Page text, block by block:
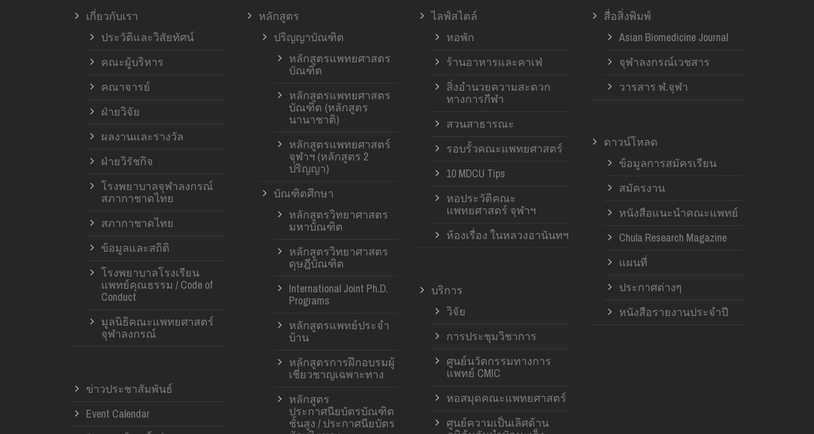
เกี่ยวกับเรา
ประวัติและวิสัยทัศน์
คณะผู้บริหาร
คณาจารย์
ฝ่ายวิจัย
ผลงานและรางวัล
ฝ่ายวิรัชกิจ
โรงพยาบาลจุฬาลงกรณ์
สภากาชาดไทย
สภากาชาดไทย
ข้อมูลและสถิติ
โรงพยาบาลโรงเรียน
แพทย์คุณธรรม / Code of
Conduct
มูลนิธิคณะแพทยศาสตร์
จุฬาลงกรณ์
ข่าวประชาสัมพันธ์
Event Calendar
หลักสูตร
ปริญญาบัณฑิต
หลักสูตรแพทยศาสตร
บัณฑิต
หลักสูตรแพทยศาสตร
บัณฑิต (หลักสูตร
นานาชาติ)
หลักสูตรแพทยศาสตร์
จุฬาฯ (หลักสูตร 2
ปริญญา)
บัณฑิตศึกษา
หลักสูตรวิทยาศาสตร
มหาบัณฑิต
หลักสูตรวิทยาศาสตร
ดุษฎีบัณฑิต
International Joint Ph.D.
Programs
หลักสูตรแพทย์ประจำ
บ้าน
หลักสูตรการฝึกอบรมผู้
เชี่ยวชาญเฉพาะทาง
หลักสูตร
ประกาศนียบัตรบัณฑิต
ชั้นสูง / ประกาศนียบัตร
ไลฟ์สไตล์
หอพัก
ร้านอาหารและคาเฟ่
สิ่งอำนวยความสะดวก
ทางการกีฬา
สวนสาธารณะ
รอบรั้วคณะแพทยศาสตร์
10 MDCU Tips
หอประวัติคณะ
แพทยศาสตร์ จุฬาฯ
ห้องเรื่อง ในหลวงอานันทฯ
บริการ
วิจัย
การประชุมวิชาการ
ศูนย์นวัตกรรมทางการ
แพทย์ CMIC
หอสมุดคณะแพทยศาสตร์
ศูนย์ความเป็นเลิศด้าน
สื่อสิ่งพิมพ์
Asian Biomedicine Journal
จุฬาลงกรณ์เวชสาร
วารสาร ฬ.จุฬา
ดาวน์โหลด
ข้อมูลการสมัครเรียน
สมัครงาน
หนังสือแนะนำคณะแพทย์
Chula Research Magazine
แผนที่
ประกาศต่างๆ
หนังสือรายงานประจำปี